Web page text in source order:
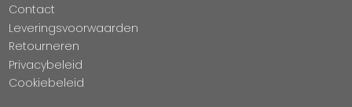
Contact
Leveringsvoorwaarden
Retourneren
Privacybeleid
Cookiebeleid